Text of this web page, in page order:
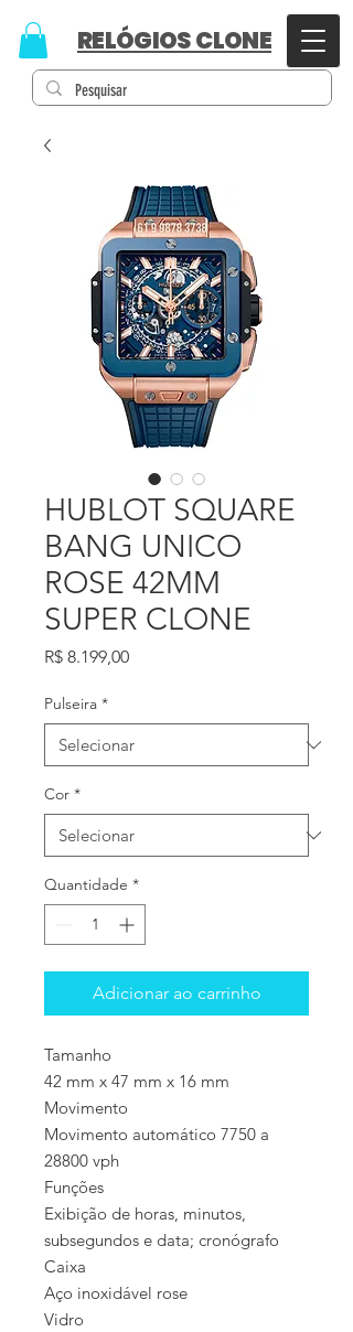
RELÓGIOS CLONE
HUBLOT SQUARE
BANG UNICO
ROSE 42MM
SUPER CLONE
R$ 8.199,00Preço
Pulseira *
Cor *
Quantidade *
Adicionar ao carrinho
Tamanho
42 mm x 47 mm x 16 mm
Movimento
Movimento automático 7750 a
28800 vph
Funções
Exibição de horas, minutos,
subsegundos e data; cronógrafo
Caixa
Aço inoxidável rose
Vidro